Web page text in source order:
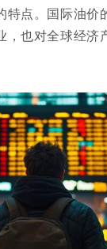
特点。国际油价
，也对全球经济